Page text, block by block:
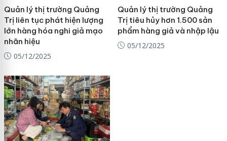
Quản lý thị trường Quảng
Trị liên tục phát hiện lượng
lớn hàng hóa nghi giả mạo
nhãn hiệu
05/12/2025
Quản lý thị trường Quảng
Trị tiêu hủy hơn 1.500 sản
phẩm hàng giả và nhập lậu
05/12/2025